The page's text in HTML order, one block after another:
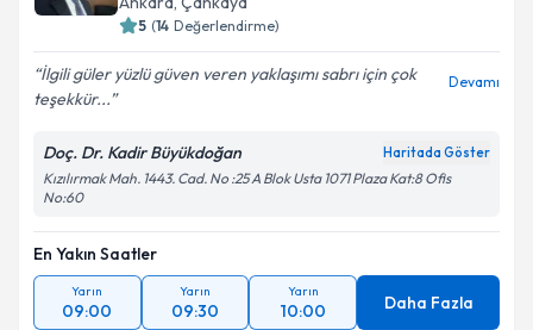
5 (14 Değerlendirme)
İlgili güler yüzlü güven veren yaklaşımı sabrı için çok
teşekkür...
Devamı
Doç. Dr. Kadir Büyükdoğan Haritada Göster
Kızılırmak Mah. 1443. Cad. No :25 A Blok Usta 1071 Plaza Kat:8 Ofis
No:60
En Yakın Saatler
Yarın
09:00
Yarın
09:30
Yarın
10:00 Daha Fazla